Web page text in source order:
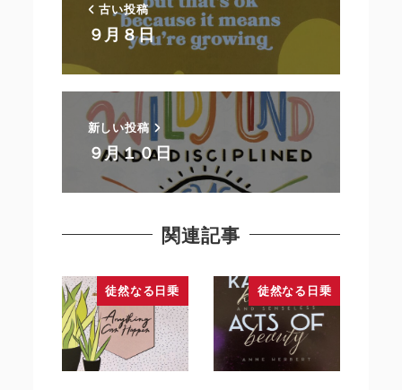
古い投稿
９月８日
新しい投稿
９月１０日
関連記事
徒然なる日乗 徒然なる日乗